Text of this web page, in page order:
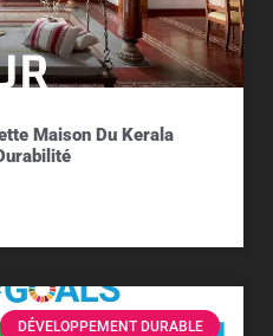
Maison Du Kerala
DÉVELOPPEMENT DURABLE